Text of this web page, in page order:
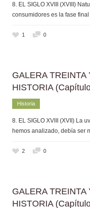
8. EL SIGLO XVIII (XVIII)
consumidores es la fase
1 0
GALERA
HISTORIA
Historia
8. EL SIGLO XVIII (XVII) La
hemos analizado, debía ser
2 0
GALERA
HISTORIA